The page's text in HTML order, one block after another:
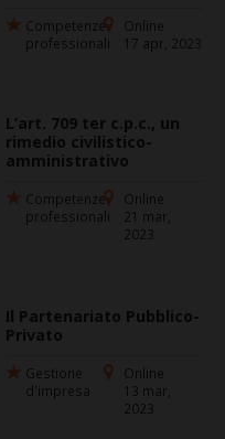
Competenze
professionali
Online
17 apr, 2023
L’art. 709 ter c.p.c., un
rimedio civilistico-
amministrativo
Competenze
professionali
Online
21 mar,
2023
Il Partenariato Pubblico-
Privato
Gestione
d'impresa
Online
13 mar,
2023